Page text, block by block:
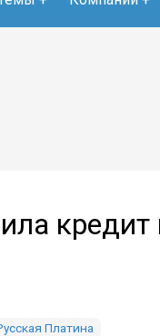
Платина